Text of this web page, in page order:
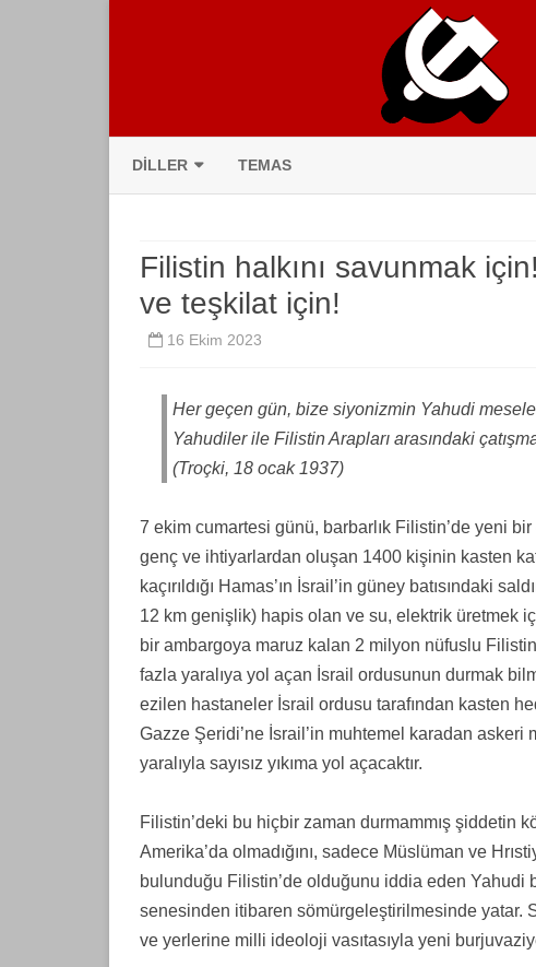
DILLER
DEUTSCH
ENGLISH
ESPAÑOL
ESPERANTO
FRANÇAIS
ITALIANO
KURDÎ
PУССКИЙ
TEMAS
Filistin halkını savunmak
ve teşkilat için!
16 Ekim 2023
Her geçen gün, bize siyonizmin Yahudi
Yahudiler ile Filistin Arapları arasındaki
(Troçki, 18 ocak 1937)
7 ekim cumartesi günü, barbarlık Filistin’de yeni
genç ve ihtiyarlardan oluşan 1400 kişinin kasten
kaçırıldığı Hamas’ın İsrail’in güney batısındaki
12 km genişlik) hapis olan ve su, elektrik üretmek
bir ambargoya maruz kalan 2 milyon nüfuslu
fazla yaralıya yol açan İsrail ordusunun durmak
ezilen hastaneler İsrail ordusu tarafından kasten
Gazze Şeridi’ne İsrail’in muhtemel karadan
yaralıyla sayısız yıkıma yol açacaktır.
Filistin’deki bu hiçbir zaman durmammış şiddetin
Amerika’da olmadığını, sadece Müslüman ve
bulunduğu Filistin’de olduğunu iddia eden Yahudi
senesinden itibaren sömürgeleştirilmesinde yatar.
ve yerlerine milli ideoloji vasıtasıyla yeni